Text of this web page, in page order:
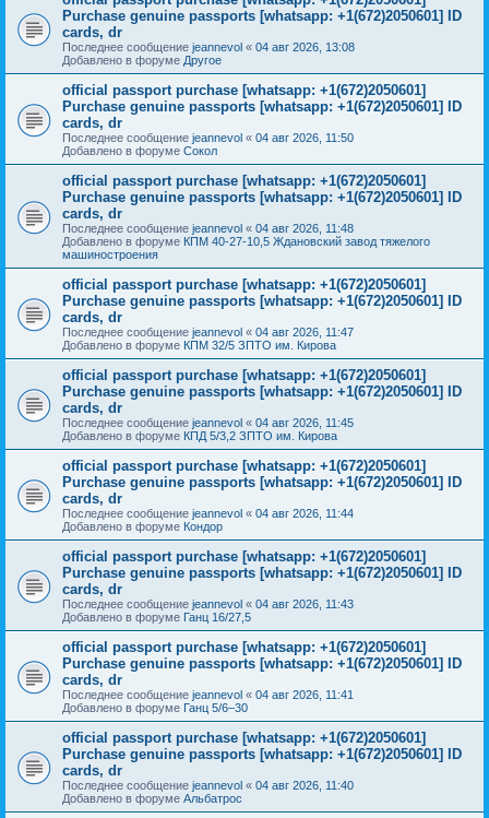
Purchase genuine passports [whatsapp: +1(672)2050601] ID
cards, dr
Последнее сообщение jeannevol « 04 авг 2026, 13:08
Добавлено в форуме Другое
official passport purchase [whatsapp: +1(672)2050601]
Purchase genuine passports [whatsapp: +1(672)2050601] ID
cards, dr
Последнее сообщение jeannevol « 04 авг 2026, 11:50
Добавлено в форуме Сокол
official passport purchase [whatsapp: +1(672)2050601]
Purchase genuine passports [whatsapp: +1(672)2050601] ID
cards, dr
Последнее сообщение jeannevol « 04 авг 2026, 11:48
Добавлено в форуме КПМ 40-27-10,5 Ждановский завод тяжелого
машиностроения
official passport purchase [whatsapp: +1(672)2050601]
Purchase genuine passports [whatsapp: +1(672)2050601] ID
cards, dr
Последнее сообщение jeannevol « 04 авг 2026, 11:47
Добавлено в форуме КПМ 32/5 ЗПТО им. Кирова
official passport purchase [whatsapp: +1(672)2050601]
Purchase genuine passports [whatsapp: +1(672)2050601] ID
cards, dr
Последнее сообщение jeannevol « 04 авг 2026, 11:45
Добавлено в форуме КПД 5/3,2 ЗПТО им. Кирова
official passport purchase [whatsapp: +1(672)2050601]
Purchase genuine passports [whatsapp: +1(672)2050601] ID
cards, dr
Последнее сообщение jeannevol « 04 авг 2026, 11:44
Добавлено в форуме Кондор
official passport purchase [whatsapp: +1(672)2050601]
Purchase genuine passports [whatsapp: +1(672)2050601] ID
cards, dr
Последнее сообщение jeannevol « 04 авг 2026, 11:43
Добавлено в форуме Ганц 16/27,5
official passport purchase [whatsapp: +1(672)2050601]
Purchase genuine passports [whatsapp: +1(672)2050601] ID
cards, dr
Последнее сообщение jeannevol « 04 авг 2026, 11:41
Добавлено в форуме Ганц 5/6–30
official passport purchase [whatsapp: +1(672)2050601]
Purchase genuine passports [whatsapp: +1(672)2050601] ID
cards, dr
Последнее сообщение jeannevol « 04 авг 2026, 11:40
Добавлено в форуме Альбатрос